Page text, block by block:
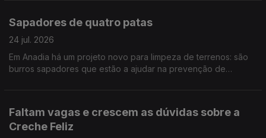
Sapadores de quatro patas
24 jul. 2026
Em Anadia há um projeto novo para limpeza de terrenos: são
burros sapadores que estão a ajudar na prevenção de
Faltam vagas e crescem as dúvidas sobre a
Creche Feliz